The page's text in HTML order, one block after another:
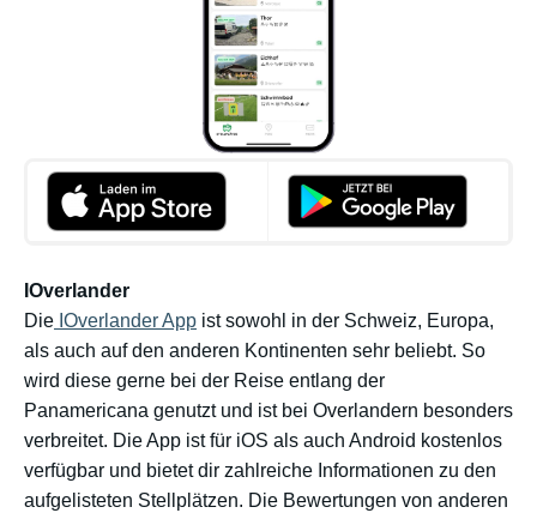
IOverlander
Die IOverlander App ist sowohl in der Schweiz, Europa,
als auch auf den anderen Kontinenten sehr beliebt. So
wird diese gerne bei der Reise entlang der
Panamericana genutzt und ist bei Overlandern besonders
verbreitet. Die App ist für iOS als auch Android kostenlos
verfügbar und bietet dir zahlreiche Informationen zu den
aufgelisteten Stellplätzen. Die Bewertungen von anderen